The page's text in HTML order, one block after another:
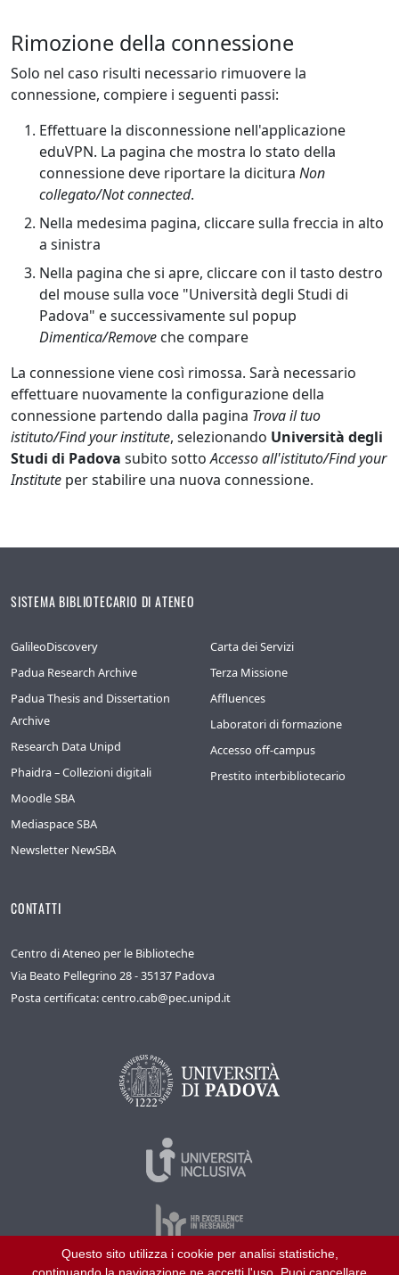
Rimozione della connessione
Solo nel caso risulti necessario rimuovere la
connessione, compiere i seguenti passi:
Effettuare la disconnessione nell'applicazione
eduVPN. La pagina che mostra lo stato della
connessione deve riportare la dicitura Non
collegato/Not connected.
Nella medesima pagina, cliccare sulla freccia in alto
a sinistra
Nella pagina che si apre, cliccare con il tasto destro
del mouse sulla voce "Università degli Studi di
Padova" e successivamente sul popup
Dimentica/Remove che compare
La connessione viene così rimossa. Sarà necessario
effettuare nuovamente la configurazione della
connessione partendo dalla pagina Trova il tuo
istituto/Find your institute, selezionando Università degli
Studi di Padova subito sottoAccesso all'istituto/Find your
Institute per stabilire una nuova connessione.
SISTEMA BIBLIOTECARIO DI ATENEO
GalileoDiscovery
Padua Research Archive
Padua Thesis and Dissertation
Archive
Research Data Unipd
Phaidra – Collezioni digitali
Moodle SBA
Mediaspace SBA
Newsletter NewSBA
Carta dei Servizi
Terza Missione
Affluences
Laboratori di formazione
Accesso off-campus
Prestito interbibliotecario
CONTATTI
Centro di Ateneo per le Biblioteche
Via Beato Pellegrino 28 - 35137 Padova
Posta certificata: centro.cab@pec.unipd.it
Questo sito utilizza i cookie per analisi statistiche,